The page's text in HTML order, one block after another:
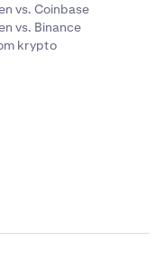
vs. Coinbase
vs. Binance
krypto